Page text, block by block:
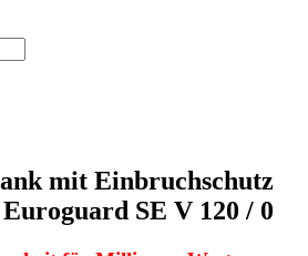
mit Einbruchschutz
SE V 120 / 0